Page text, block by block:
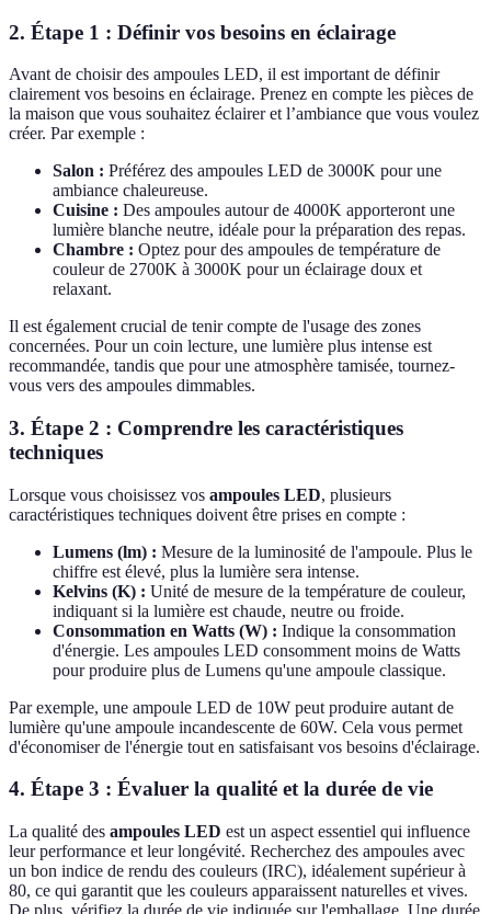
2. Étape 1 : Définir vos besoins en éclairage
Avant de choisir des ampoules LED, il est important de définir
clairement vos besoins en éclairage. Prenez en compte les pièces de
la maison que vous souhaitez éclairer et l’ambiance que vous voulez
créer. Par exemple :
Salon : Préférez des ampoules LED de 3000K pour une
ambiance chaleureuse.
Cuisine : Des ampoules autour de 4000K apporteront une
lumière blanche neutre, idéale pour la préparation des repas.
Chambre : Optez pour des ampoules de température de
couleur de 2700K à 3000K pour un éclairage doux et
relaxant.
Il est également crucial de tenir compte de l'usage des zones
concernées. Pour un coin lecture, une lumière plus intense est
recommandée, tandis que pour une atmosphère tamisée, tournez-
vous vers des ampoules dimmables.
3. Étape 2 : Comprendre les caractéristiques
techniques
Lorsque vous choisissez vos ampoules LED, plusieurs
caractéristiques techniques doivent être prises en compte :
Lumens (lm) : Mesure de la luminosité de l'ampoule. Plus le
chiffre est élevé, plus la lumière sera intense.
Kelvins (K) : Unité de mesure de la température de couleur,
indiquant si la lumière est chaude, neutre ou froide.
Consommation en Watts (W) : Indique la consommation
d'énergie. Les ampoules LED consomment moins de Watts
pour produire plus de Lumens qu'une ampoule classique.
Par exemple, une ampoule LED de 10W peut produire autant de
lumière qu'une ampoule incandescente de 60W. Cela vous permet
d'économiser de l'énergie tout en satisfaisant vos besoins d'éclairage.
4. Étape 3 : Évaluer la qualité et la durée de vie
La qualité des ampoules LED est un aspect essentiel qui influence
leur performance et leur longévité. Recherchez des ampoules avec
un bon indice de rendu des couleurs (IRC), idéalement supérieur à
80, ce qui garantit que les couleurs apparaissent naturelles et vives.